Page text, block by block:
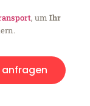
, um Ihr
anfragen